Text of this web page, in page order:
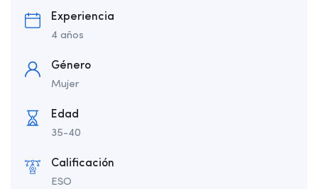
Experiencia
4 años
Género
Mujer
Edad
35-40
Calificación
ESO